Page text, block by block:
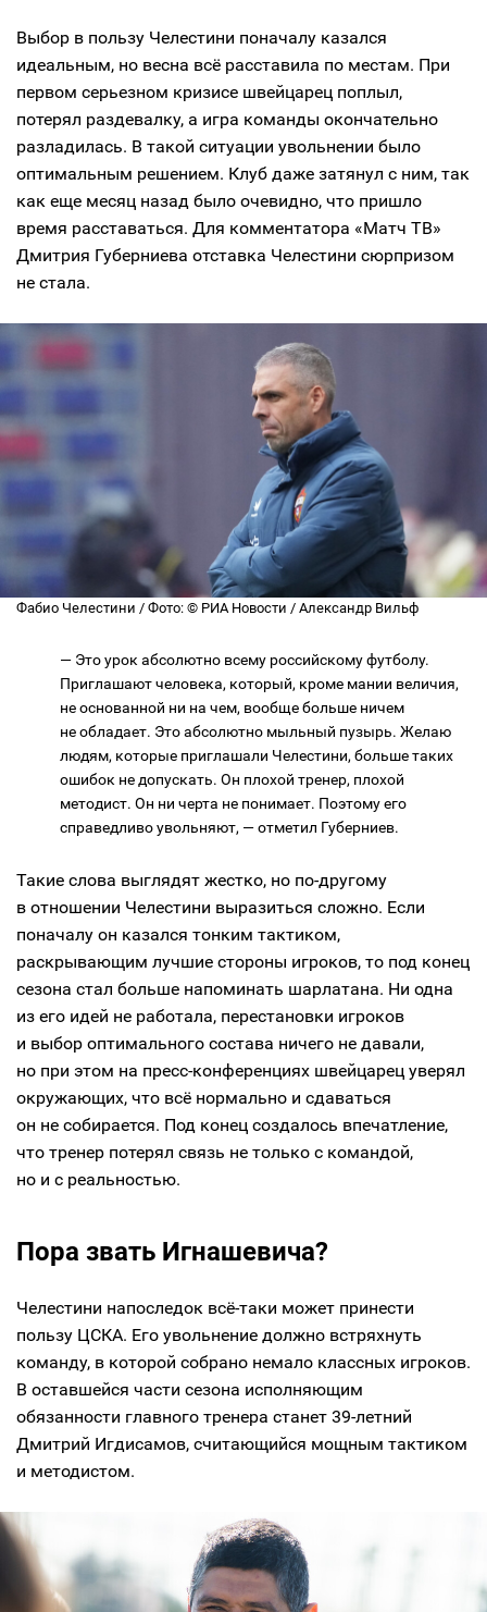
Выбор в пользу Челестини поначалу казался
идеальным, но весна всё расставила по местам. При
первом серьезном кризисе швейцарец поплыл,
потерял раздевалку, а игра команды окончательно
разладилась. В такой ситуации увольнении было
оптимальным решением. Клуб даже затянул с ним, так
как еще месяц назад было очевидно, что пришло
время расставаться. Для комментатора «Матч ТВ»
Дмитрия Губерниева отставка Челестини сюрпризом
не стала.
Фабио Челестини / Фото: © РИА Новости / Александр Вильф
— Это урок абсолютно всему российскому футболу.
Приглашают человека, который, кроме мании величия,
не основанной ни на чем, вообще больше ничем
не обладает. Это абсолютно мыльный пузырь. Желаю
людям, которые приглашали Челестини, больше таких
ошибок не допускать. Он плохой тренер, плохой
методист. Он ни черта не понимает. Поэтому его
справедливо увольняют, — отметил Губерниев.
Такие слова выглядят жестко, но по-другому
в отношении Челестини выразиться сложно. Если
поначалу он казался тонким тактиком,
раскрывающим лучшие стороны игроков, то под конец
сезона стал больше напоминать шарлатана. Ни одна
из его идей не работала, перестановки игроков
и выбор оптимального состава ничего не давали,
но при этом на пресс-конференциях швейцарец уверял
окружающих, что всё нормально и сдаваться
он не собирается. Под конец создалось впечатление,
что тренер потерял связь не только с командой,
но и с реальностью.
Пора звать Игнашевича?
Челестини напоследок всё-таки может принести
пользу ЦСКА. Его увольнение должно встряхнуть
команду, в которой собрано немало классных игроков.
В оставшейся части сезона исполняющим
обязанности главного тренера станет 39-летний
Дмитрий Игдисамов, считающийся мощным тактиком
и методистом.